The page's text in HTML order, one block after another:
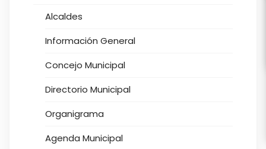
Alcaldes
Información General
Concejo Municipal
Directorio Municipal
Organigrama
Agenda Municipal